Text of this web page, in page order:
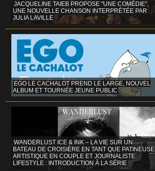
JACQUELINE TAIEB PROPOSE "UNE COMÉDIE",
UNE NOUVELLE CHANSON INTERPRÉTÉE PAR
JULIA LAVILLE
EGO LE CACHALOT PREND LE LARGE, NOUVEL
ALBUM ET TOURNÉE JEUNE PUBLIC
WANDERLUST ICE & INK – LA VIE SUR UN
BATEAU DE CROISIÈRE EN TANT QUE PATINEUSE
ARTISTIQUE EN COUPLE ET JOURNALISTE
LIFESTYLE : INTRODUCTION À LA SÉRIE